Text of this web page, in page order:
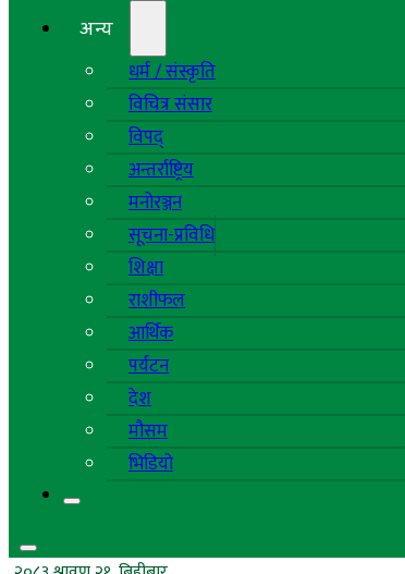
अन्य
धर्म / संस्कृति
विचित्र संसार
विपद्
अन्तर्राष्ट्रिय
मनोरञ्जन
सूचना-प्रविधि
शिक्षा
राशीफल
आर्थिक
पर्यटन
देश
मौसम
भिडियो